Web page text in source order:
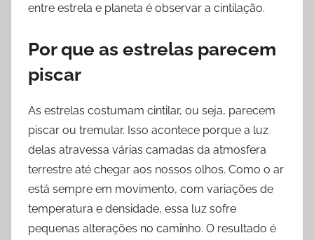
entre estrela e planeta é observar a cintilação.
Por que as estrelas parecem
piscar
As estrelas costumam cintilar, ou seja, parecem
piscar ou tremular. Isso acontece porque a luz
delas atravessa várias camadas da atmosfera
terrestre até chegar aos nossos olhos. Como o ar
está sempre em movimento, com variações de
temperatura e densidade, essa luz sofre
pequenas alterações no caminho. O resultado é